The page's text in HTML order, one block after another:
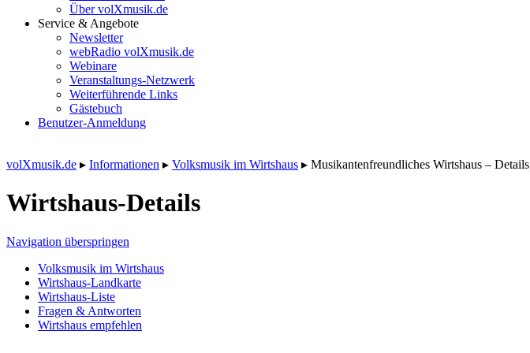
Über volXmusik.de
Service & Angebote
Newsletter
webRadio volXmusik.de
Webinare
Veranstaltungs-Netzwerk
Weiterführende Links
Gästebuch
Benutzer-Anmeldung
volXmusik.de ▸ Informationen ▸ Volksmusik im Wirtshaus ▸ Musikantenfreundliches Wirtshaus – Details
Wirtshaus-Details
Navigation überspringen
Volksmusik im Wirtshaus
Wirtshaus-Landkarte
Wirtshaus-Liste
Fragen & Antworten
Wirtshaus empfehlen